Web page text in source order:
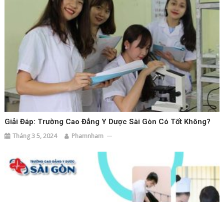
Giải Đáp: Trường Cao Đẳng Y Dược Sài Gòn Có Tốt Không?
Tháng 3 5, 2024 Phamnham